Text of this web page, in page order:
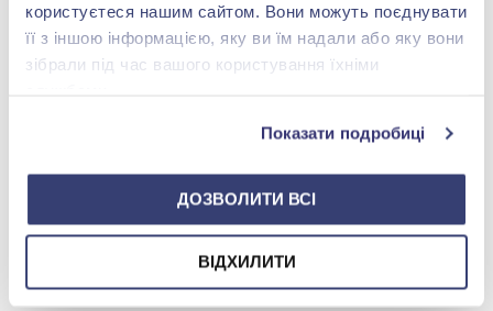
користуєтеся нашим сайтом. Вони можуть поєднувати
її з іншою інформацією, яку ви їм надали або яку вони
зібрали під час вашого користування їхніми
Показати подробиці
ДОЗВОЛИТИ ВСІ
ВІДХИЛИТИ